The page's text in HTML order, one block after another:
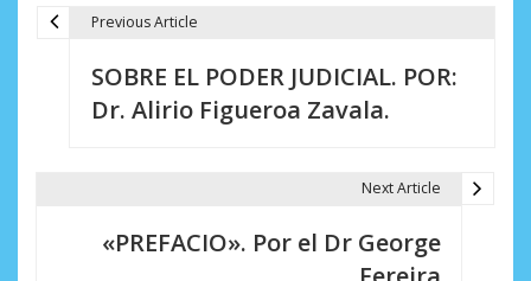
Previous Article
SOBRE EL PODER JUDICIAL. POR:
Dr. Alirio Figueroa Zavala.
Next Article
«PREFACIO». Por el Dr George